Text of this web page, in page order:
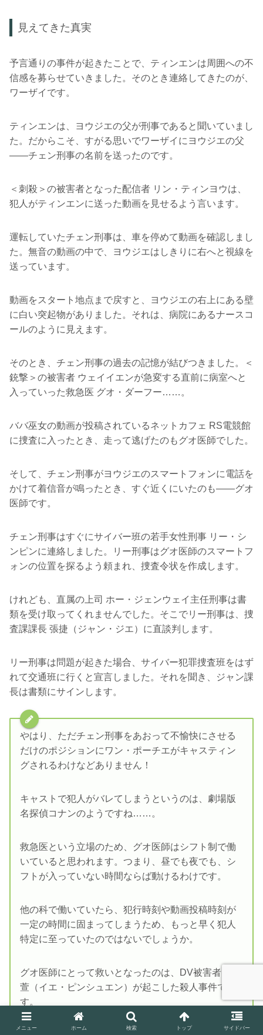
見えてきた真実
予言通りの事件が起きたことで、ティンエンは周囲への不
信感を募らせていきました。そのとき連絡してきたのが、
ワーザイです。
ティンエンは、ヨウジエの父が刑事であると聞いていまし
た。だからこそ、すがる思いでワーザイにヨウジエの父
――チェン刑事の名前を送ったのです。
＜刺殺＞の被害者となった配信者 リン・ティンヨウは、
犯人がティンエンに送った動画を見せるよう言います。
運転していたチェン刑事は、車を停めて動画を確認しまし
た。無音の動画の中で、ヨウジエはしきりに右へと視線を
送っています。
動画をスタート地点まで戻すと、ヨウジエの右上にある壁
に白い突起物がありました。それは、病院にあるナースコ
ールのように見えます。
そのとき、チェン刑事の過去の記憶が結びつきました。＜
銃撃＞の被害者 ウェイイエンが急変する直前に病室へと
入っていった救急医 グオ・ダーフー……。
ババ巫女の動画が投稿されているネットカフェ RS電競館
に捜査に入ったとき、走って逃げたのもグオ医師でした。
そして、チェン刑事がヨウジエのスマートフォンに電話を
かけて着信音が鳴ったとき、すぐ近くにいたのも――グオ
医師です。
チェン刑事はすぐにサイバー班の若手女性刑事 リー・シ
ンピンに連絡しました。リー刑事はグオ医師のスマートフ
ォンの位置を探るよう頼まれ、捜査令状を作成します。
けれども、直属の上司 ホー・ジェンウェイ主任刑事は書
類を受け取ってくれませんでした。そこでリー刑事は、捜
査課課長 張捷（ジャン・ジエ）に直談判します。
リー刑事は問題が起きた場合、サイバー犯罪捜査班をはず
れて交通班に行くと宣言しました。それを聞き、ジャン課
長は書類にサインします。
やはり、ただチェン刑事をあおって不愉快にさせる
だけのポジションにワン・ポーチエがキャスティン
グされるわけなどありません！
キャストで犯人がバレてしまうというのは、劇場版
名探偵コナンのようですね……。
救急医という立場のため、グオ医師はシフト制で働
いていると思われます。つまり、昼でも夜でも、シ
フトが入っていない時間ならば動けるわけです。
他の科で働いていたら、犯行時刻や動画投稿時刻が
一定の時間に固まってしまうため、もっと早く犯人
特定に至っていたのではないでしょうか。
グオ医師にとって救いとなったのは、DV被害者 葉品
萱（イエ・ピンシュエン）が起こした殺人事件で
す。
メニュー ホーム 検索 トップ サイドバー